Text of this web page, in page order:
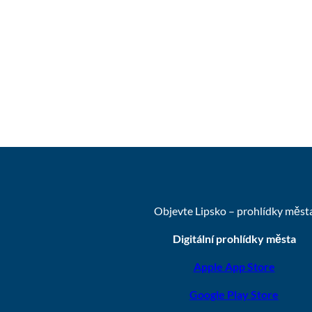
Objevte Lipsko – prohlídky
Digitální prohlídky města
Apple App Store
Google Play Store